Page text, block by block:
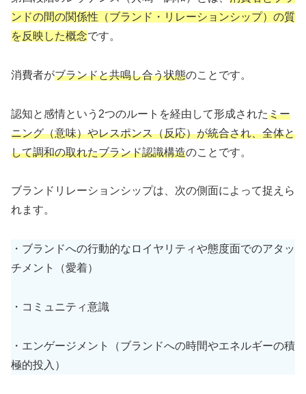
ンドの間の関係性（ブランド・リレーションシップ）の質
を反映した概念です。
消費者がブランドと共鳴し合う状態のことです。
認知と感情という2つのルートを経由して形成されたミー
ニング（意味）やレスポンス（反応）が統合され、全体と
して調和の取れたブランド認識構造のことです。
ブランドリレーションシップは、次の側面によって捉えら
れます。
・ブランドへの行動的なロイヤリティや態度面でのアタッ
チメント（愛着）
・コミュニティ意識
・エンゲージメント（ブランドへの時間やエネルギーの積
極的投入）